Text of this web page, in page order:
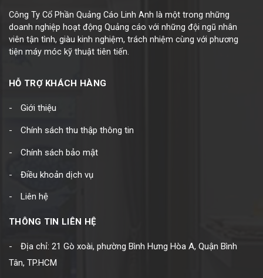
Công Ty Cổ Phần Quảng Cáo Linh Anh là một trong những
doanh nghiệp hoạt động Quảng cáo với những đội ngũ nhân
viên tận tình, giàu kinh nghiệm, trách nhiệm cùng với phương
tiện máy móc kỹ thuật tiên tiến.
HỖ TRỢ KHÁCH HÀNG
Giới thiệu
Chính sách thu thập thông tin
Chính sách bảo mật
Điều khoản dịch vụ
Liên hệ
THÔNG TIN LIÊN HỆ
Địa chỉ: 21 Gò xoài, phường Bình Hưng Hòa A, Quận Bình
Tân, TP.HCM